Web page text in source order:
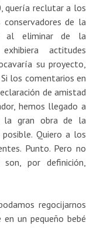
quería reclutar a los
de la
al eliminar de la
actitudes
su proyecto,
los comentarios en
de amistad
hemos llegado a
la gran obra de la
Quiero a los
Punto. Pero no
por definición,
regocijarnos
un pequeño bebé